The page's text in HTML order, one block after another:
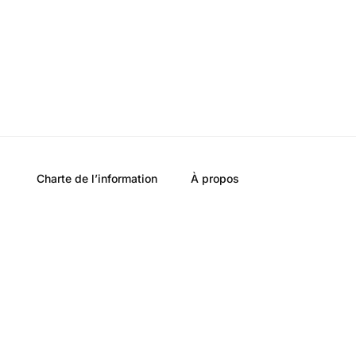
Charte de l’information À propos